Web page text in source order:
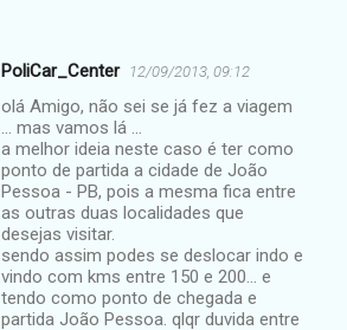
PoliCar_Center 12/09/2013, 09:12
olá Amigo, não sei se já fez a viagem
... mas vamos lá ...
a melhor ideia neste caso é ter como
ponto de partida a cidade de João
Pessoa - PB, pois a mesma fica entre
as outras duas localidades que
desejas visitar.
sendo assim podes se deslocar indo e
vindo com kms entre 150 e 200... e
tendo como ponto de chegada e
partida João Pessoa. qlqr duvida entre